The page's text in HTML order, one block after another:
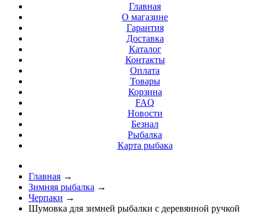
Главная
О магазине
Гарантия
Доставка
Каталог
Контакты
Оплата
Товары
Корзина
FAQ
Новости
Безнал
Рыбалка
Карта рыбака
Главная →
Зимняя рыбалка →
Черпаки →
Шумовка для зимней рыбалки с деревянной ручкой